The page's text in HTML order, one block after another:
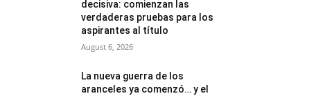
decisiva: comienzan las
verdaderas pruebas para los
aspirantes al título
August 6, 2026
La nueva guerra de los
aranceles ya comenzó… y el